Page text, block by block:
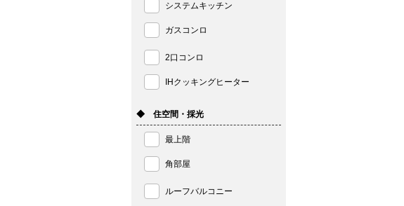
システムキッチン
ガスコンロ
2口コンロ
IHクッキングヒーター
◆ 住空間・採光
最上階
角部屋
ルーフバルコニー